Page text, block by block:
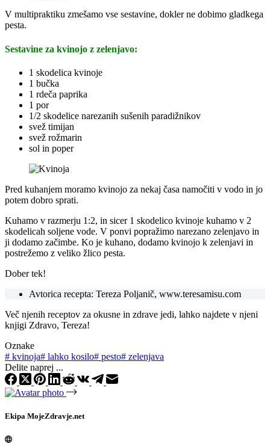
V multipraktiku zmešamo vse sestavine, dokler ne dobimo gladkega
pesta.
Sestavine za kvinojo z zelenjavo:
1 skodelica kvinoje
1 bučka
1 rdeča paprika
1 por
1/2 skodelice narezanih sušenih paradižnikov
svež timijan
svež rožmarin
sol in poper
Pred kuhanjem moramo kvinojo za nekaj časa namočiti v vodo in jo
potem dobro sprati.
Kuhamo v razmerju 1:2, in sicer 1 skodelico kvinoje kuhamo v 2
skodelicah soljene vode. V ponvi popražimo narezano zelenjavo in
ji dodamo začimbe. Ko je kuhano, dodamo kvinojo k zelenjavi in
postrežemo z veliko žlico pesta.
Dober tek!
Avtorica recepta: Tereza Poljanič, www.teresamisu.com
Več njenih receptov za okusne in zdrave jedi, lahko najdete v njeni
knjigi Zdravo, Tereza!
Oznake
# kvinoja# lahko kosilo# pesto# zelenjava
Delite naprej ...
Ekipa MojeZdravje.net